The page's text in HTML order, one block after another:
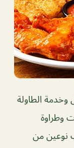
وخدمة الطاولة
وطراوة
نوعين من